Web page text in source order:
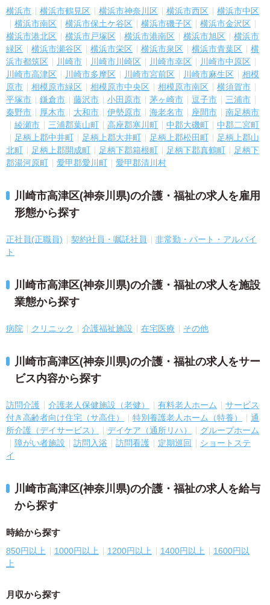
横浜市 横浜市鶴見区 横浜市神奈川区 横浜市西区
横浜市中区
横浜市南区
横浜市保土ケ谷区 横浜市磯子区
横浜市金沢区
横浜市港北区
横浜市戸塚区 横浜市港南区 横浜市旭区
横浜市
緑区
横浜市瀬谷区 横浜市栄区 横浜市泉区 横浜市青葉区
横
浜市都筑区
川崎市 川崎市川崎区 川崎市幸区
川崎市中原区
川崎市高津区
川崎市多摩区 川崎市宮前区 川崎市麻生区
相模
原市
相模原市緑区 相模原市中央区 相模原市南区
横須賀市
平塚市
鎌倉市 藤沢市 小田原市 茅ヶ崎市 逗子市
三浦市
秦野市
厚木市 大和市 伊勢原市 海老名市 座間市
南足柄市
綾瀬市
三浦郡葉山町 高座郡寒川町 中郡大磯町
中郡二宮町
足柄上郡中井町
足柄上郡大井町 足柄上郡松田町
足柄上郡山
北町
足柄上郡開成町 足柄下郡箱根町 足柄下郡真鶴町
足柄下
郡湯河原町
愛甲郡愛川町 愛甲郡清川村
川崎市高津区(神奈川県)の介護・福祉の求人を雇用
形態から探す
正社員(正職員) 契約社員・嘱託社員
非常勤・パート・アルバイ
ト
川崎市高津区(神奈川県)の介護・福祉の求人を施設
業態から探す
病院 クリニック 介護福祉施設 在宅医療 その他
川崎市高津区(神奈川県)の介護・福祉の求人をサー
ビス内容から探す
訪問介護 介護老人保健施設（老健） 有料老人ホーム
サービス
付き高齢者向け住宅（サ高住）
特別養護老人ホーム（特養）
通
所介護（デイサービス）
デイケア（通所リハ）
グループホーム
障がい者施設
訪問入浴 訪問看護 定期巡回
ショートステ
イ
川崎市高津区(神奈川県)の介護・福祉の求人を給与
から探す
時給から探す
850円以上 1000円以上 1200円以上 1400円以上
1600円以
上
月収から探す